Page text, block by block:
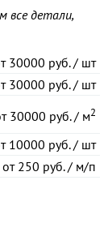
все детали,
30000 руб. / шт
30000 руб. / шт
30000 руб. / м2
10000 руб. / шт
от250 руб. / м/п